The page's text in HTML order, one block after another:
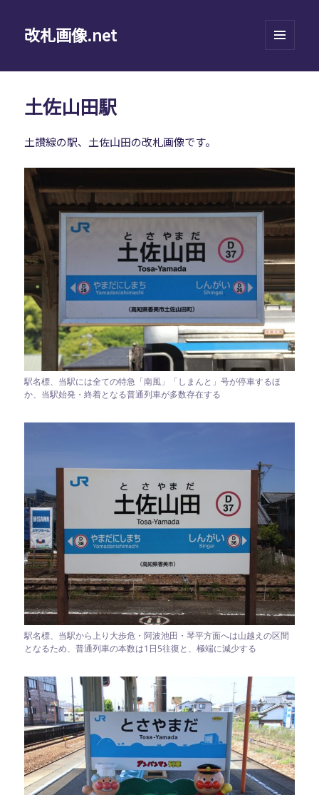
改札画像.net
ーとウ
土佐山田駅
土讃線の駅、土佐山田の改札画像です。
駅名標、当駅には全ての特急「南風」「しまんと」号が停車するほ
か、当駅始発・終着となる普通列車が多数存在する
駅名標、当駅から上り大歩危・阿波池田・琴平方面へは山越えの区間
となるため、普通列車の本数は1日5往復と、極端に減少する